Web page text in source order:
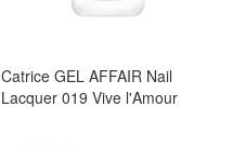
Catrice GEL AFFAIR Nail
Lacquer 019 Vive l'Amour